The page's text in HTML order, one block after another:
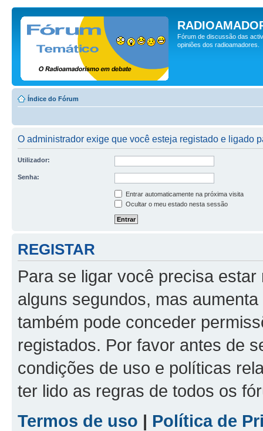
Fórum de discussão das
opiniões dos radioamadores.
Índice do Fórum
O administrador exige que você esteja registado e ligado
Utilizador:
Senha:
Entrar automaticamente na próxima visita
Ocultar o meu estado nesta sessão
REGISTAR
Para se ligar você precisa
alguns segundos, mas
também pode conceder
registados. Por favor antes de
condições de uso e políticas
ter lido as regras de todos os
Termos de uso | Política de